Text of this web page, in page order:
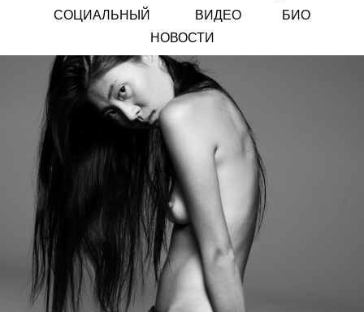
СОЦИАЛЬНЫЙ
ВИДЕО
БИО
НОВОСТИ